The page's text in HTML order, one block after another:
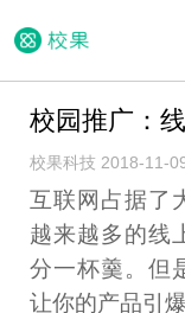
校园推广：
校果科技 2018-11-
互联网占据了
越来越多的线
分一杯羹。但
让你的产品引